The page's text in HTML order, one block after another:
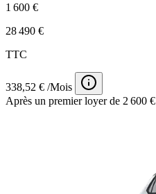
1 600 €
28 490 €
TTC
338,52 € /Mois
Après un premier loyer de 2 600 €